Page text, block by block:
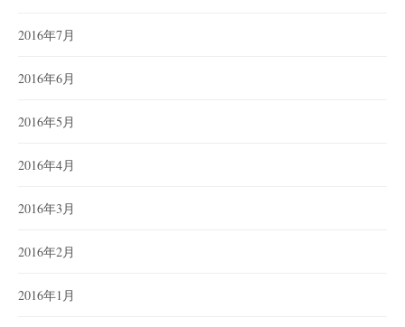
2016年7月
2016年6月
2016年5月
2016年4月
2016年3月
2016年2月
2016年1月